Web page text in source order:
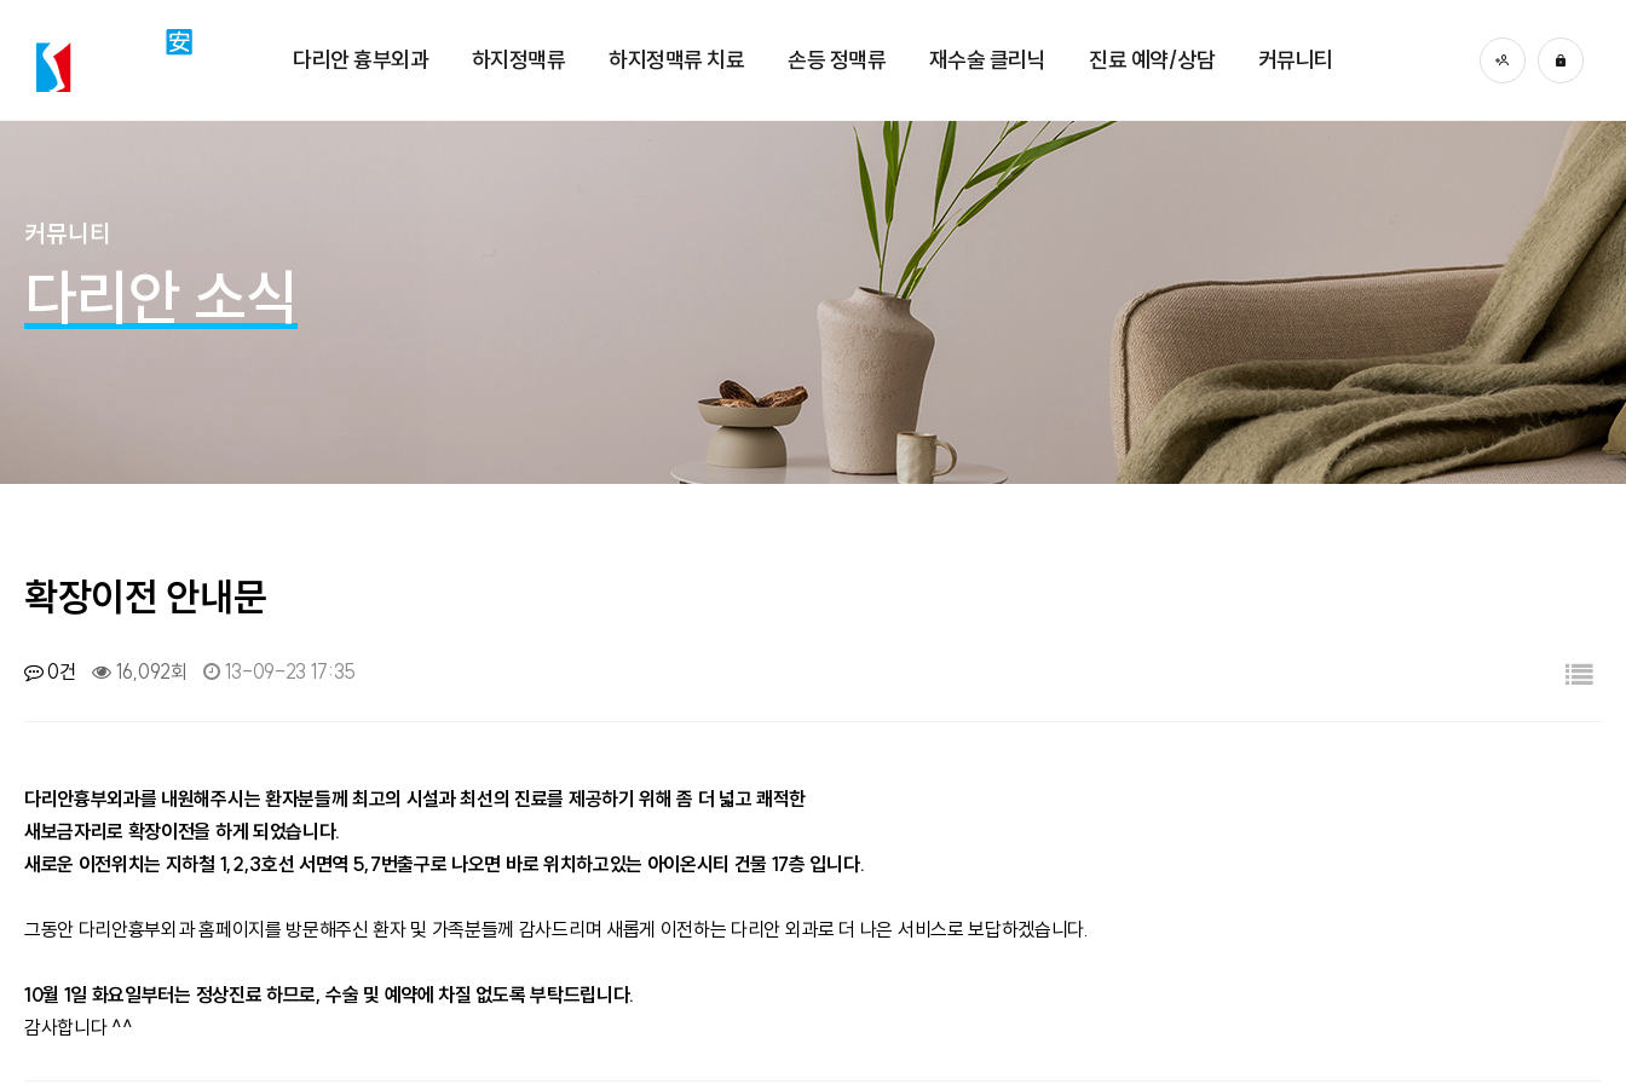
다리안 흉부외과 하지정맥류 하지정맥류 치료 손등 정맥류 재수술 클리닉 진료 예약/상담 커뮤니티
커뮤니티
다리안 소식
확장이전 안내문
0건 16,092회 13-09-23 17:35
다리안흉부외과를 내원해주시는 환자분들께 최고의 시설과 최선의 진료를 제공하기 위해 좀 더 넓고 쾌적한
새보금자리로 확장이전을 하게 되었습니다.
새로운 이전위치는 지하철 1,2,3호선 서면역 5,7번출구로 나오면 바로 위치하고있는 아이온시티 건물 17층 입니다.
그동안 다리안흉부외과 홈페이지를 방문해주신 환자 및 가족분들께 감사드리며 새롭게 이전하는 다리안 외과로 더 나은 서비스로 보답하겠습니다.
10월 1일 화요일부터는 정상진료 하므로, 수술 및 예약에 차질 없도록 부탁드립니다.
감사합니다 ^^